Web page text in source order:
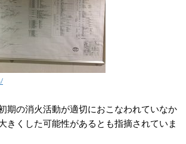
期の消火活動が適切におこなわれていなか
きくした可能性があるとも指摘されていま